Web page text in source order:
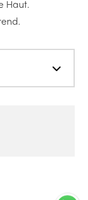
Haut.